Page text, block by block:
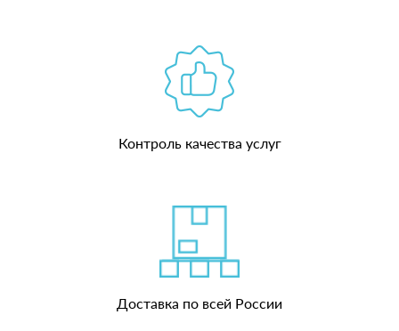
Контроль качества услуг
Доставка по всей России